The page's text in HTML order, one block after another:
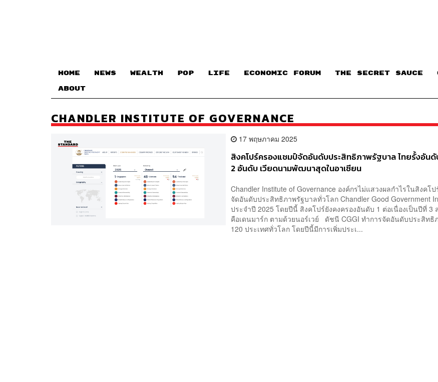
HOME NEWS WEALTH POP LIFE ECONOMIC FORUM THE SECRET SAUCE​
ABOUT
CHANDLER INSTITUTE OF GOVERNANCE
17 พฤษภาคม 2025
สิงคโปร์ครองแชมป์จัดอันดับประสิทธิภาพรัฐบาล ไทยรั้งอัน
2 อันดับ เวียดนามพัฒนาสุดในอาเซียน
Chandler Institute of Governance องค์กรไม่แสวงผลกำไรในสิงคโป
จัดอันดับประสิทธิภาพรัฐบาลทั่วโลก Chandler Good Government
ประจำปี 2025 โดยปีนี้ สิงคโปร์ยังคงครองอันดับ 1 ต่อเนื่องเป็นปีที่ 3
คือเดนมาร์ก ตามด้วยนอร์เวย์ ดัชนี CGGI ทำการจัดอันดับประสิทธิ
120 ประเทศทั่วโลก โดยปีนี้มีการเพิ่มประเ...